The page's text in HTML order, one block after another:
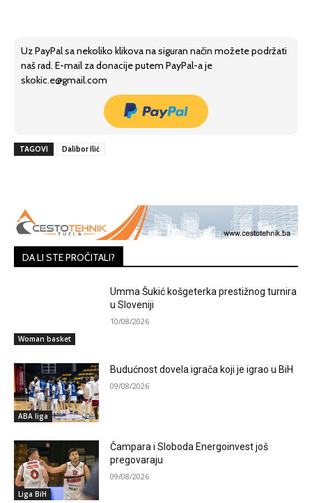
Uz PayPal sa nekoliko klikova na siguran način možete podržati
naš rad. E-mail za donacije putem PayPal-a je
skokic.e@gmail.com
TAGOVI Dalibor Ilić
DA LI STE PROČITALI?
Woman basket
Umma Šukić košgeterka prestižnog turnira
u Sloveniji
10/08/2026
ABA liga
Budućnost dovela igrača koji je igrao u BiH
09/08/2026
Liga BiH
Čampara i Sloboda Energoinvest još
pregovaraju
09/08/2026